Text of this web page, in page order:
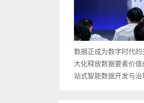
数据正成为数字时代
大化释放数据要素价
站式智能数据开发与治